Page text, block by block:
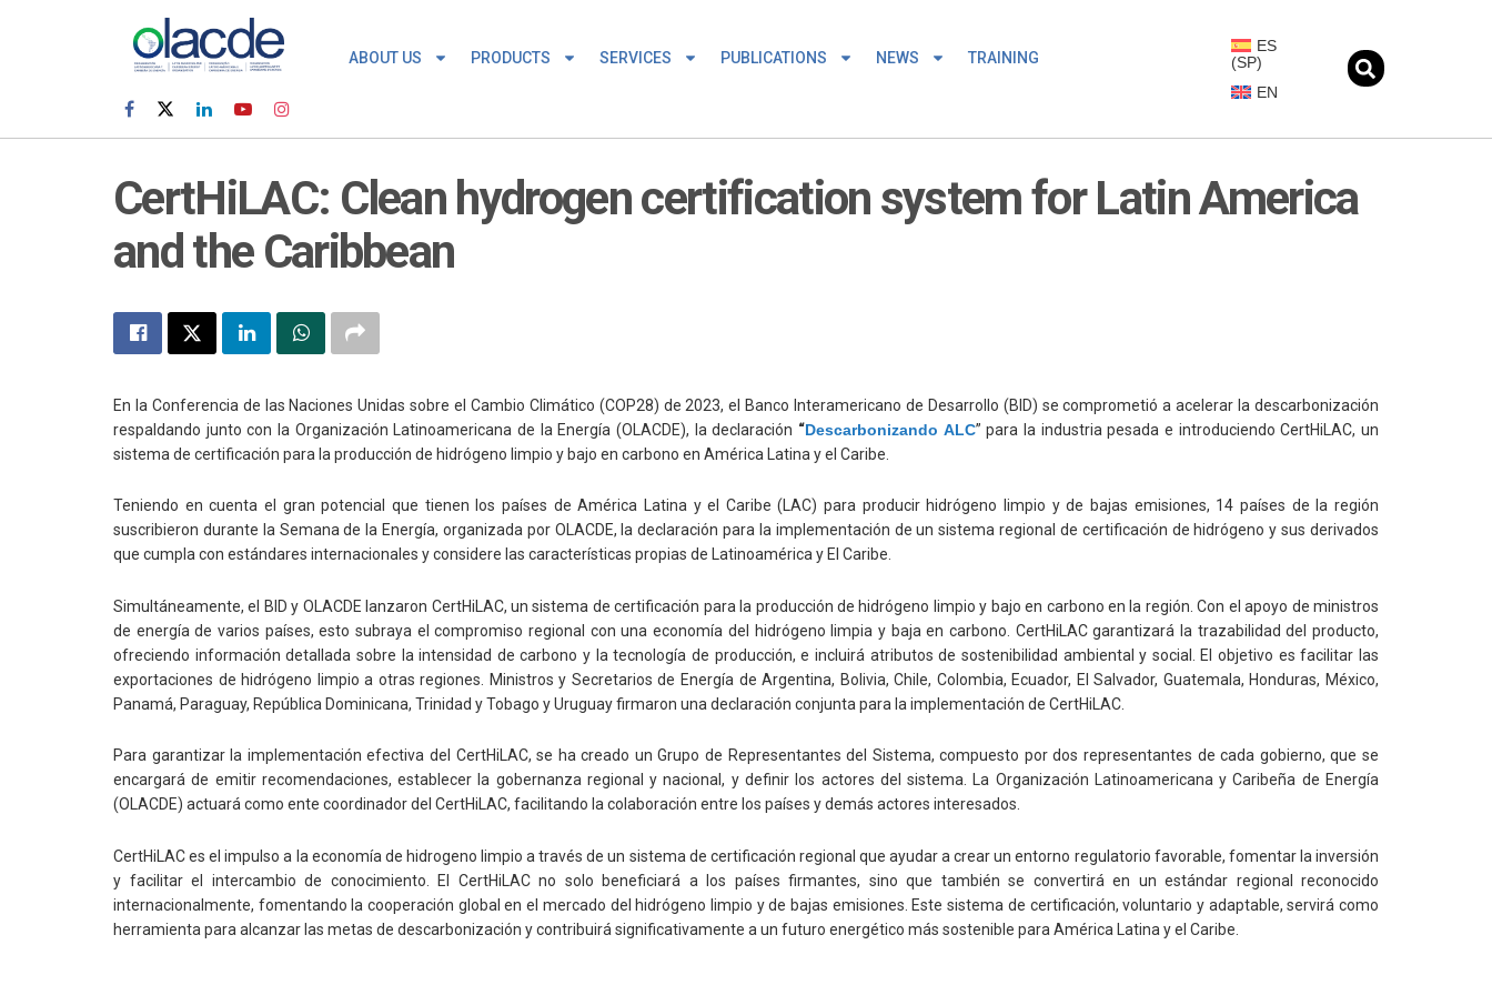
ABOUT US PRODUCTS SERVICES PUBLICATIONS NEWS TRAINING
ES
(SP)
EN
CertHiLAC: Clean hydrogen certification system for Latin America
and the Caribbean
En la Conferencia de las Naciones Unidas sobre el Cambio Climático (COP28) de 2023, el Banco Interamericano de Desarrollo (BID) se comprometió a acelerar la descarbonización
respaldando junto con la Organización Latinoamericana de la Energía (OLACDE), la declaración “Descarbonizando ALC” para la industria pesada e introduciendo CertHiLAC, un
sistema de certificación para la producción de hidrógeno limpio y bajo en carbono en América Latina y el Caribe.
Teniendo en cuenta el gran potencial que tienen los países de América Latina y el Caribe (LAC) para producir hidrógeno limpio y de bajas emisiones, 14 países de la región
suscribieron durante la Semana de la Energía, organizada por OLACDE, la declaración para la implementación de un sistema regional de certificación de hidrógeno y sus derivados
que cumpla con estándares internacionales y considere las características propias de Latinoamérica y El Caribe.
Simultáneamente, el BID y OLACDE lanzaron CertHiLAC, un sistema de certificación para la producción de hidrógeno limpio y bajo en carbono en la región. Con el apoyo de ministros
de energía de varios países, esto subraya el compromiso regional con una economía del hidrógeno limpia y baja en carbono. CertHiLAC garantizará la trazabilidad del producto,
ofreciendo información detallada sobre la intensidad de carbono y la tecnología de producción, e incluirá atributos de sostenibilidad ambiental y social. El objetivo es facilitar las
exportaciones de hidrógeno limpio a otras regiones. Ministros y Secretarios de Energía de Argentina, Bolivia, Chile, Colombia, Ecuador, El Salvador, Guatemala, Honduras, México,
Panamá, Paraguay, República Dominicana, Trinidad y Tobago y Uruguay firmaron una declaración conjunta para la implementación de CertHiLAC.
Para garantizar la implementación efectiva del CertHiLAC, se ha creado un Grupo de Representantes del Sistema, compuesto por dos representantes de cada gobierno, que se
encargará de emitir recomendaciones, establecer la gobernanza regional y nacional, y definir los actores del sistema. La Organización Latinoamericana y Caribeña de Energía
(OLACDE) actuará como ente coordinador del CertHiLAC, facilitando la colaboración entre los países y demás actores interesados.
CertHiLAC es el impulso a la economía de hidrogeno limpio a través de un sistema de certificación regional que ayudar a crear un entorno regulatorio favorable, fomentar la inversión
y facilitar el intercambio de conocimiento. El CertHiLAC no solo beneficiará a los países firmantes, sino que también se convertirá en un estándar regional reconocido
internacionalmente, fomentando la cooperación global en el mercado del hidrógeno limpio y de bajas emisiones. Este sistema de certificación, voluntario y adaptable, servirá como
herramienta para alcanzar las metas de descarbonización y contribuirá significativamente a un futuro energético más sostenible para América Latina y el Caribe.